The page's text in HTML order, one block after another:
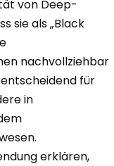
von Deep-
sie als „Black
nachvollziehbar
für
in
erklären,